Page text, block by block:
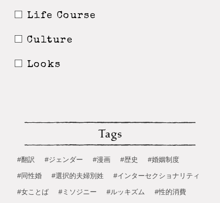
Life Course
Culture
Looks
Tags
#翻訳 #ジェンダー #漫画 #歴史 #婚姻制度
#同性婚 #選択的夫婦別姓 #インターセクショナリティ
#女ことば #ミソジニー #ルッキズム #性的消費